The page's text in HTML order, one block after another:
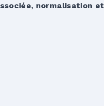
normalisation et